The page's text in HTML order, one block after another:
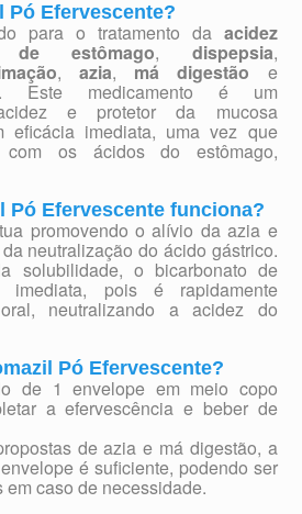
Pó Efervescente?
para o tratamento da acidez
estômago, dispepsia,
, azia, má digestão e
. Este medicamento é um
e protetor da mucosa
eficácia imediata, uma vez que
com os ácidos do estômago,
Pó Efervescente funciona?
promovendo o alívio da azia e
neutralização do ácido gástrico.
solubilidade, o bicarbonato de
pois é rapidamente
neutralizando a acidez do
Pó Efervescente?
de 1 envelope em meio copo
a efervescência e beber de
de azia e má digestão, a
é suficiente, podendo ser
caso de necessidade.